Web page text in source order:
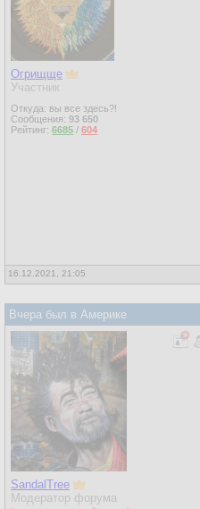
Огрищще
Участник
Откуда: вы все здесь?!
Сообщения: 93 650
Рейтинг: 6685 / 604
16.12.2021, 21:05
Вчера был в Америке
SandalTree
Модератор форума